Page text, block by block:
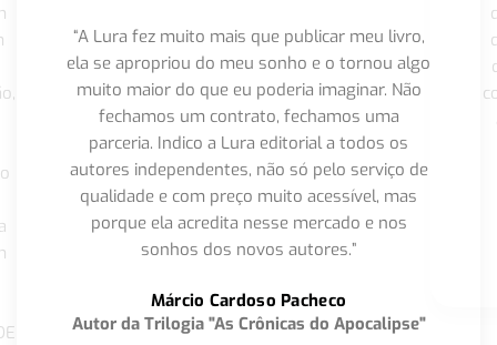
“A Lura fez muito mais que publicar meu livro,
ela se apropriou do meu sonho e o tornou algo
muito maior do que eu poderia imaginar. Não
fechamos um contrato, fechamos uma
parceria. Indico a Lura editorial a todos os
autores independentes, não só pelo serviço de
qualidade e com preço muito acessível, mas
porque ela acredita nesse mercado e nos
sonhos dos novos autores.”
Márcio Cardoso Pacheco
Autor da Trilogia "As Crônicas do Apocalipse"